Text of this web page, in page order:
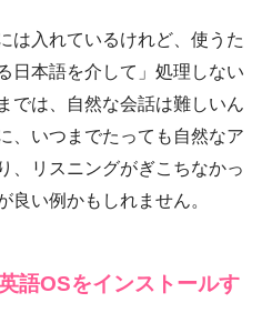
は入れているけれど、使うた
日本語を介して」処理しない
では、自然な会話は難しいん
、いつまでたっても自然なア
、リスニングがぎこちなかっ
良い例かもしれません。
語OSをインストールす